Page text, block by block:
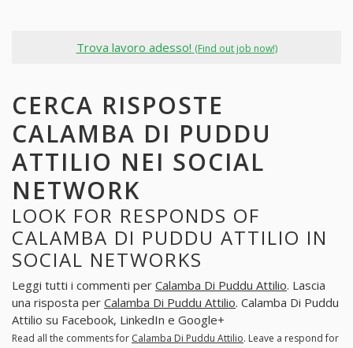
Trova lavoro adesso! (Find out job now!)
CERCA RISPOSTE
CALAMBA DI PUDDU
ATTILIO NEI SOCIAL
NETWORK
LOOK FOR RESPONDS OF
CALAMBA DI PUDDU ATTILIO IN
SOCIAL NETWORKS
Leggi tutti i commenti per Calamba Di Puddu Attilio. Lascia
una risposta per Calamba Di Puddu Attilio. Calamba Di Puddu
Attilio su Facebook, LinkedIn e Google+
Read all the comments for Calamba Di Puddu Attilio. Leave a respond for